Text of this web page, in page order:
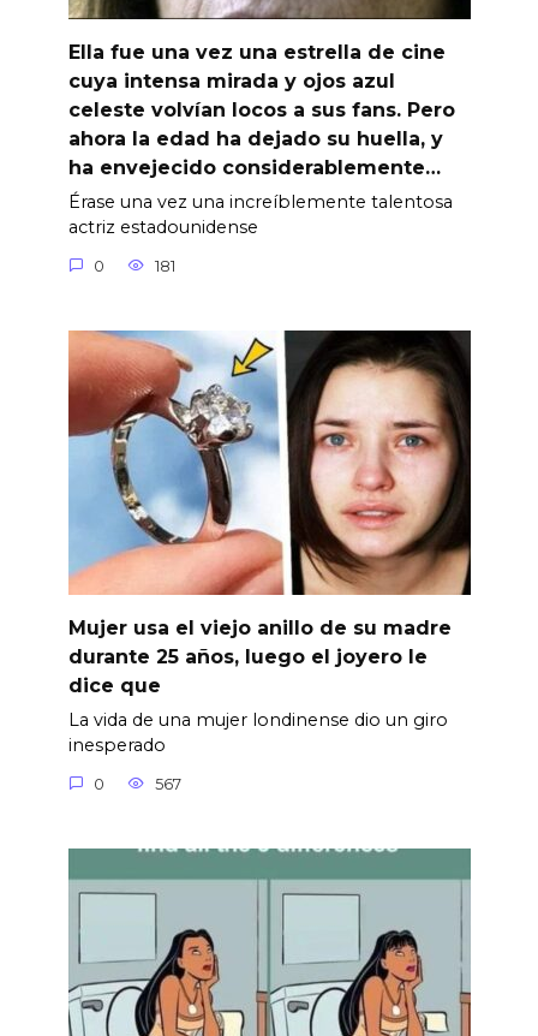
Ella fue una vez una estrella de cine
cuya intensa mirada y ojos azul
celeste volvían locos a sus fans. Pero
ahora la edad ha dejado su huella, y
ha envejecido considerablemente…
Érase una vez una increíblemente talentosa
actriz estadounidense
0 181
Mujer usa el viejo anillo de su madre
durante 25 años, luego el joyero le
dice que
La vida de una mujer londinense dio un giro
inesperado
0 567